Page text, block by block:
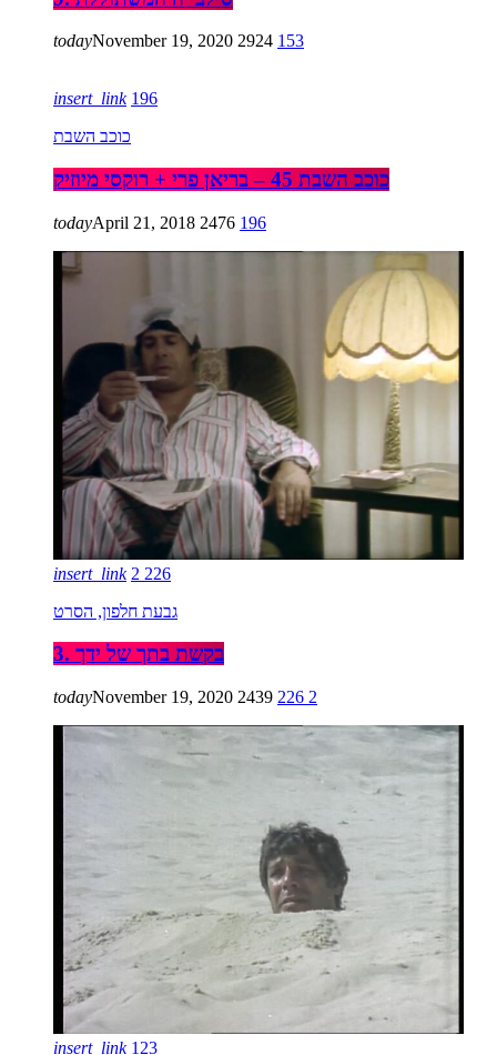
todayNovember 19, 2020 2924 153
insert_link 196
כוכב השבת
כוכב השבת 45 – בריאן פרי + רוקסי מיוזיק
todayApril 21, 2018 2476 196
insert_link 2 226
גבעת חלפון, הסרט
3. בקשת בתך של ידך
todayNovember 19, 2020 2439 226 2
insert_link 123